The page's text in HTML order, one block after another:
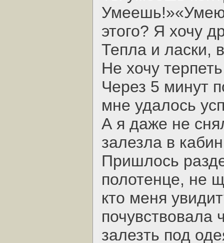
этого? Я хочу
Тепла и ласки,
Не хочу
Через 5 минут
мне удалось
А я даже не
залезла в
Пришлось
полотенце, не
кто меня
почувствовала
залезть под